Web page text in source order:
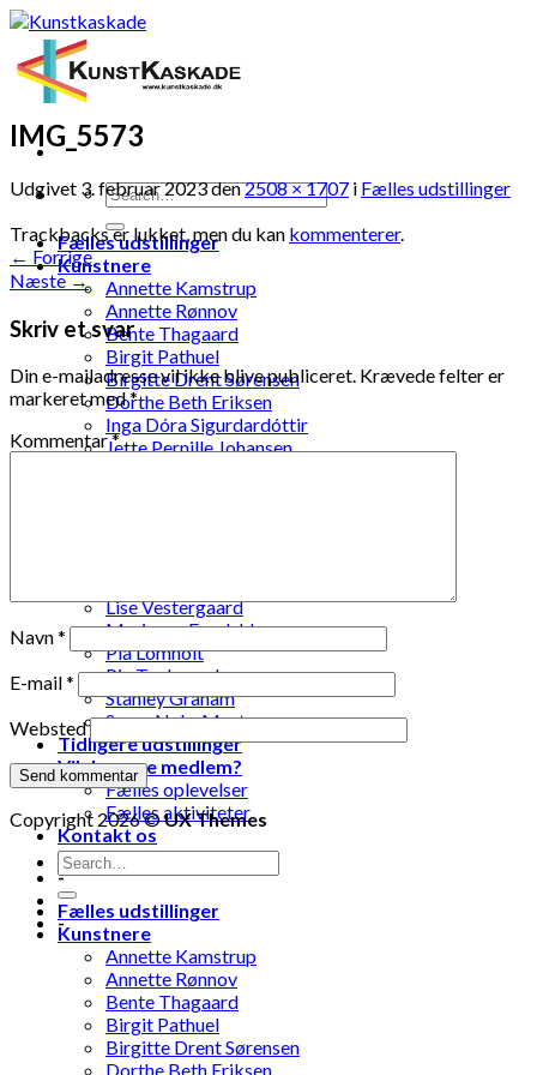
Skip
content
Fælles udstillinger
Kunstnere
Annette Kamstrup
Annette Rønnov
Bente Thagaard
Birgit Pathuel
Birgitte Drent Sørensen
Dorthe Beth Eriksen
Inga Dóra Sigurdardóttir
Jette Pernille Johansen
Lise Vestergaard
Marianne Engdahl
Pia Lomholt
Pia Teglgaard
Stanley Graham
Susse Nøhr Mastrup
Tidligere udstillinger
Vil du være medlem?
Fælles oplevelser
Fælles aktiviteter
Kontakt os
-
-
IMG_5573
Udgivet 3. februar 2023den2508 × 1707 i Fælles udstillinger
Trackbacks er lukket, men du kan kommenterer.
← Forrige
Næste→
Skriv et svar
Din e-mailadresse vil ikke blive publiceret. Krævede felter er
markeret med*
Kommentar*
Navn*
E-mail*
Websted
Copyright 2026 ©UX Themes
Fælles udstillinger
Kunstnere
Annette Kamstrup
Annette Rønnov
Bente Thagaard
Birgit Pathuel
Birgitte Drent Sørensen
Dorthe Beth Eriksen